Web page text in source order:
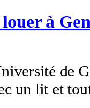
à
de
un lit et